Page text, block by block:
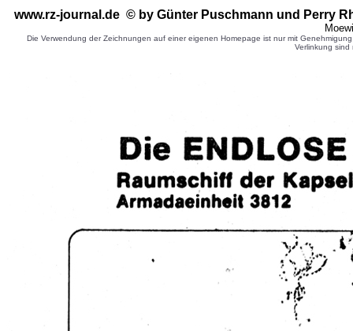
www.rz-journal.de © by Günter Puschmann und Perry
Die Verwendung der Zeichnungen auf einer eigenen Homepage ist nur mit
Verlinkung sind